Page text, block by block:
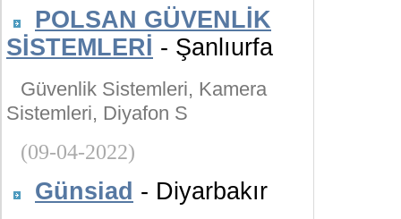
POLSAN GÜVENLİK
SİSTEMLERİ - Şanlıurfa
Güvenlik Sistemleri, Kamera
Sistemleri, Diyafon S
(09-04-2022)
Günsiad - Diyarbakır